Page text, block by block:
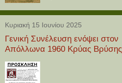
Κυριακή 15 Ιουνίου 2025
Γενική Συνέλευση ενόψει στον
Απόλλωνα 1960 Κρύας Βρύσης